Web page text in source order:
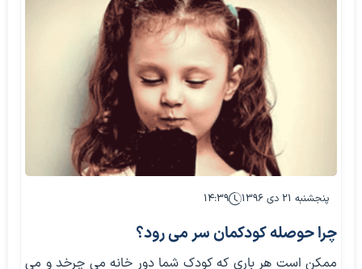
پنجشنبه ۲۱ دی ۱۳۹۶ ۱۴:۳۹
چرا حوصله کودکمان سر می رود؟
ممکن است هر باری که کودک شما دور خانه می چرخد و می